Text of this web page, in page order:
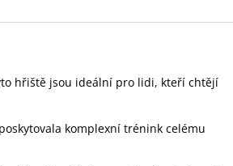
hřiště jsou ideální pro lidi, kteří chtějí
komplexní trénink celému